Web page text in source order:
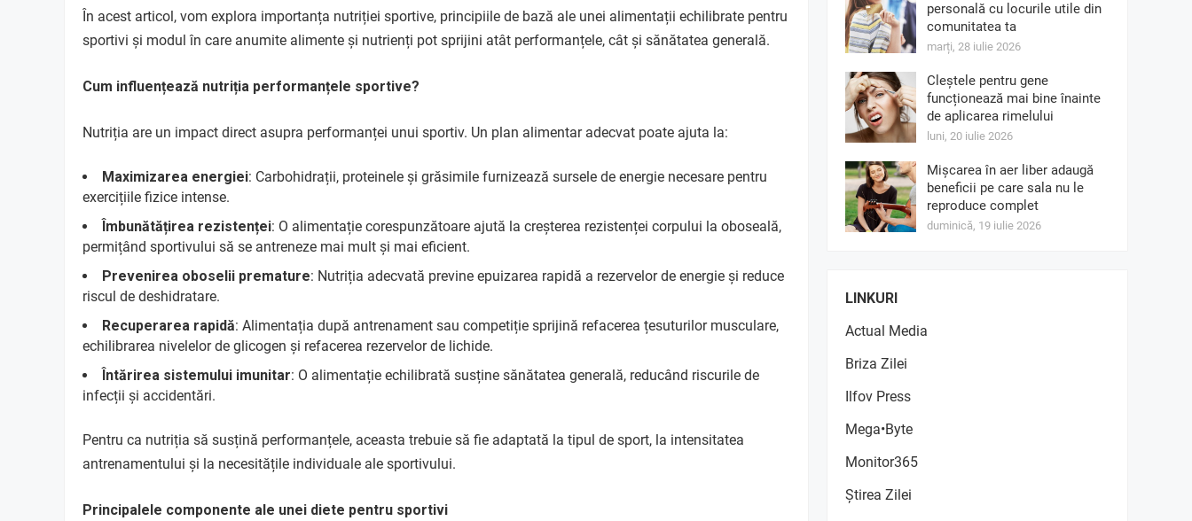
În acest articol, vom explora importanța nutriției sportive, principiile de bază ale unei alimentații echilibrate pentru
sportivi și modul în care anumite alimente și nutrienți pot sprijini atât performanțele, cât și sănătatea generală.
Cum influențează nutriția performanțele sportive?
Nutriția are un impact direct asupra performanței unui sportiv. Un plan alimentar adecvat poate ajuta la:
Maximizarea energiei: Carbohidrații, proteinele și grăsimile furnizează sursele de energie necesare pentru
exercițiile fizice intense.
Îmbunătățirea rezistenței: O alimentație corespunzătoare ajută la creșterea rezistenței corpului la oboseală,
permițând sportivului să se antreneze mai mult și mai eficient.
Prevenirea oboselii premature: Nutriția adecvată previne epuizarea rapidă a rezervelor de energie și reduce
riscul de deshidratare.
Recuperarea rapidă: Alimentația după antrenament sau competiție sprijină refacerea țesuturilor musculare,
echilibrarea nivelelor de glicogen și refacerea rezervelor de lichide.
Întărirea sistemului imunitar: O alimentație echilibrată susține sănătatea generală, reducând riscurile de
infecții și accidentări.
Pentru ca nutriția să susțină performanțele, aceasta trebuie să fie adaptată la tipul de sport, la intensitatea
antrenamentului și la necesitățile individuale ale sportivului.
Principalele componente ale unei diete pentru sportivi
personală cu locurile utile din
comunitatea ta
marți, 28 iulie 2026
Cleștele pentru gene
funcționează mai bine înainte
de aplicarea rimelului
luni, 20 iulie 2026
Mișcarea în aer liber adaugă
beneficii pe care sala nu le
reproduce complet
duminică, 19 iulie 2026
LINKURI
Actual Media
Briza Zilei
Ilfov Press
Mega•Byte
Monitor365
Știrea Zilei